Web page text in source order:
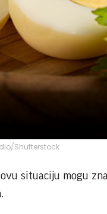
Shutterstock
situaciju mogu